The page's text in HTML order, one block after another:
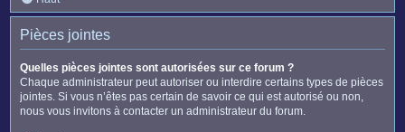
Pièces jointes
Quelles pièces jointes sont autorisées sur ce forum ?
Chaque administrateur peut autoriser ou interdire certains types de pièces
jointes. Si vous n’êtes pas certain de savoir ce qui est autorisé ou non,
nous vous invitons à contacter un administrateur du forum.